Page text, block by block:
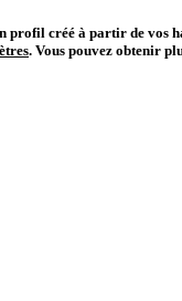
profil créé à partir de vos
. Vous pouvez obtenir